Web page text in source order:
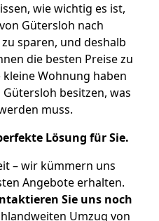
wie wichtig es ist,
Gütersloh nach
sparen, und deshalb
die besten Preise zu
kleine Wohnung haben
besitzen, was
muss.
Lösung für Sie.
– wir kümmern uns
Angebote erhalten.
Sie uns noch
Umzug von